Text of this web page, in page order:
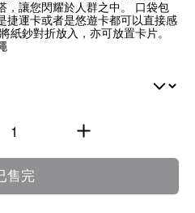
，讓您閃耀於人群之中。 口袋包
捷運卡或者是悠遊卡都可以直接感
紙鈔對折放入，亦可放置卡片。
售完